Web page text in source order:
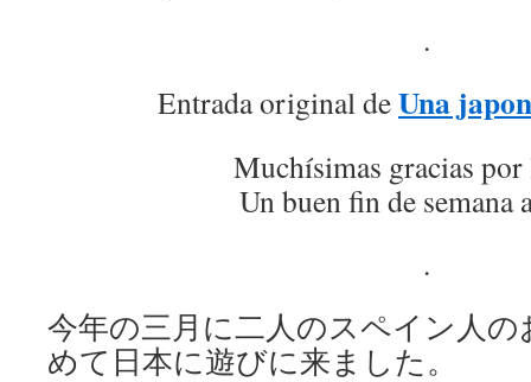
.
Entrada original deUna
Muchísimas gracias por
Un buen fin de semana
.
今年の三月に二人のスペイン人の
めて日本に遊びに来ました。